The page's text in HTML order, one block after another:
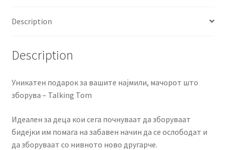
Description
Description
Уникатен подарок за вашите најмили, мачорот што
зборува – Talking Tom
Идеален за деца кои сега почнуваат да зборуваат
бидејки им помага на забавен начин да се ослободат и
да зборуваат со нивното ново другарче.